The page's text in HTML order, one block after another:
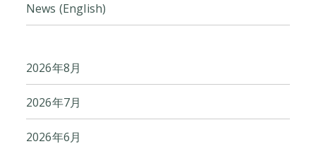
News (English)
2026年8月
2026年7月
2026年6月